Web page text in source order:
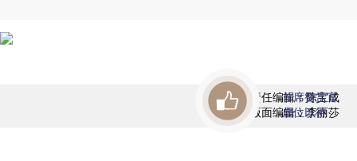
责任编辑：陈宝成
版面编辑：李丽莎
首席赞赏官
虚位以待